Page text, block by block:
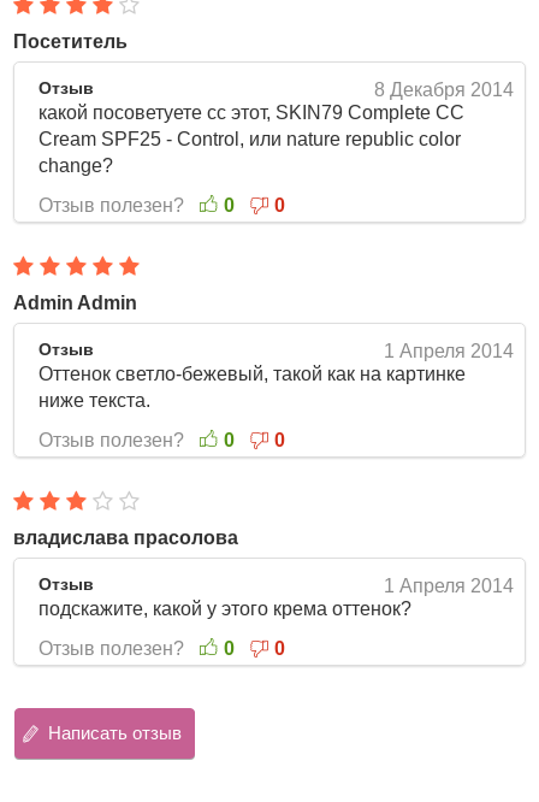
Объем: 35мл
Посетитель
8 Декабря 2014
Отзыв
какой посоветуете сс этот, SKIN79 Complete CC
Cream SPF25 - Control, или nature republic color
change?
Отзыв полезен?
0 0
Admin Admin
1 Апреля 2014
Отзыв
Оттенок светло-бежевый, такой как на картинке
ниже текста.
Отзыв полезен?
0 0
владислава прасолова
1 Апреля 2014
Отзыв
подскажите, какой у этого крема оттенок?
Отзыв полезен?
0 0
Написать отзыв